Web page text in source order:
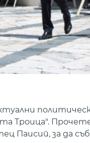
Троица".
Паисий, за да